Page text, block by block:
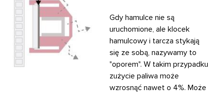
Gdy hamulce nie są
uruchomione, ale klocek
hamulcowy i tarcza stykają
się ze sobą, nazywamy to
"oporem". W takim przypadku
zużycie paliwa może
wzrosnąć nawet o 4%. Może